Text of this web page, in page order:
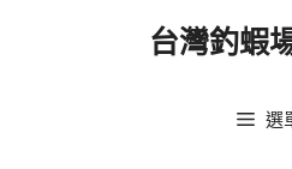
台灣釣蝦
選